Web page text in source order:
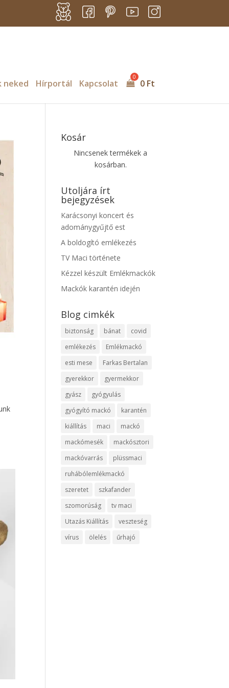
neked Hírportál Kapcsolat 0 Ft
Kosár
Nincsenek termékek a
kosárban.
Utoljára írt
bejegyzések
Karácsonyi koncert és
adománygyűjtő est
A boldogító emlékezés
TV Maci története
Kézzel készült Emlékmackók
Mackók karantén idején
Blog cimkék
biztonság bánat
covid
emlékezés
Emlékmackó
esti mese
Farkas Bertalan
gyerekkor
gyermekkor
gyász
gyógyulás
gyógyító mackó
karantén
kiállítás
maci
mackó
mackómesék
mackósztori
mackóvarrás
plüssmaci
ruhábólemlékmackó
szeretet
szkafander
szomorúság
tv maci
Utazás Kiállítás
veszteség
vírus
ölelés űrhajó